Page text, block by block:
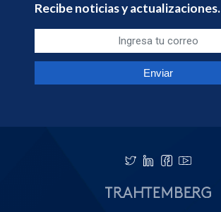
Recibe noticias y actualizaciones.